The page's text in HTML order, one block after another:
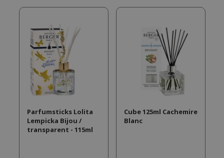
Parfumsticks Lolita
Lempicka Bijou /
transparent - 115ml
Cube 125ml Cachemire
Blanc